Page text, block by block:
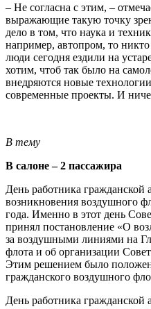
– Не согласна с этим, –
выражающие такую точку
дело в том, что наука и
например, автопром, то никто
люди сегодня ездили на
хотим, чтоб так было на
внедряются новые
современные проекты. И
В тему
В салоне – 2 пассажира
День работника гражданской
возникновения воздушного
года. Именно в этот день
принял постановление «О
за воздушными линиями на
флота и об организации
Этим решением было
гражданского воздушного
День работника гражданской